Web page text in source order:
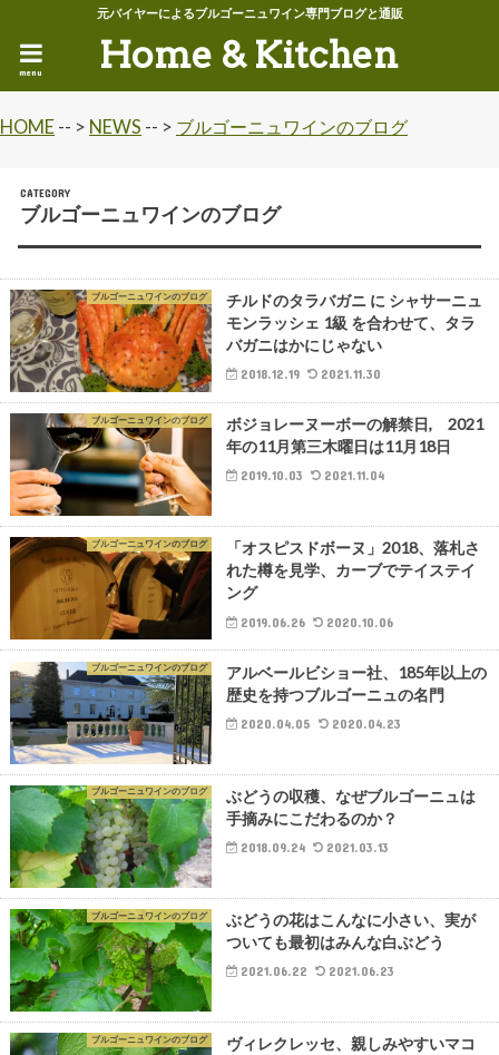
元バイヤーによるブルゴーニュワイン専門ブログと通販
Home & Kitchen
menu
HOME -- > NEWS -- > ブルゴーニュワインのブログ
CATEGORY
ブルゴーニュワインのブログ
ブルゴーニュワインのブログ
チルドのタラバガニ に シャサーニュ
モンラッシェ 1級 を合わせて、タラ
バガニはかにじゃない
2018.12.19 2021.11.30
ブルゴーニュワインのブログ
ボジョレーヌーボーの解禁日, 2021
年の11月第三木曜日は11月18日
2019.10.03 2021.11.04
ブルゴーニュワインのブログ
「オスピスドボーヌ」2018、落札さ
れた樽を見学、カーブでテイステイ
ング
2019.06.26 2020.10.06
ブルゴーニュワインのブログ
アルベールビショー社、185年以上の
歴史を持つブルゴーニュの名門
2020.04.05 2020.04.23
ブルゴーニュワインのブログ
ぶどうの収穫、なぜブルゴーニュは
手摘みにこだわるのか？
2018.09.24 2021.03.13
ブルゴーニュワインのブログ
ぶどうの花はこんなに小さい、実が
ついても最初はみんな白ぶどう
2021.06.22 2021.06.23
ブルゴーニュワインのブログ
ヴィレクレッセ、親しみやすいマコ